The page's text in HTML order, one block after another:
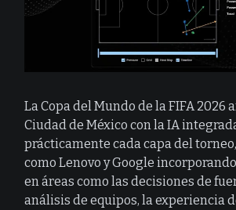
La Copa del Mundo de la FIFA 2026
Ciudad de México con la IA
prácticamente cada capa del
como Lenovo y Google
en áreas como las decisiones de
análisis de equipos, la experiencia